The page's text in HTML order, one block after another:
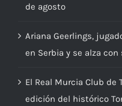
de agosto
Ariana Geerlings,
en Serbia y se alza
El Real Murcia Club de
edición del histórico